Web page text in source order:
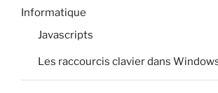
Informatique
Javascripts
Les raccourcis clavier dans